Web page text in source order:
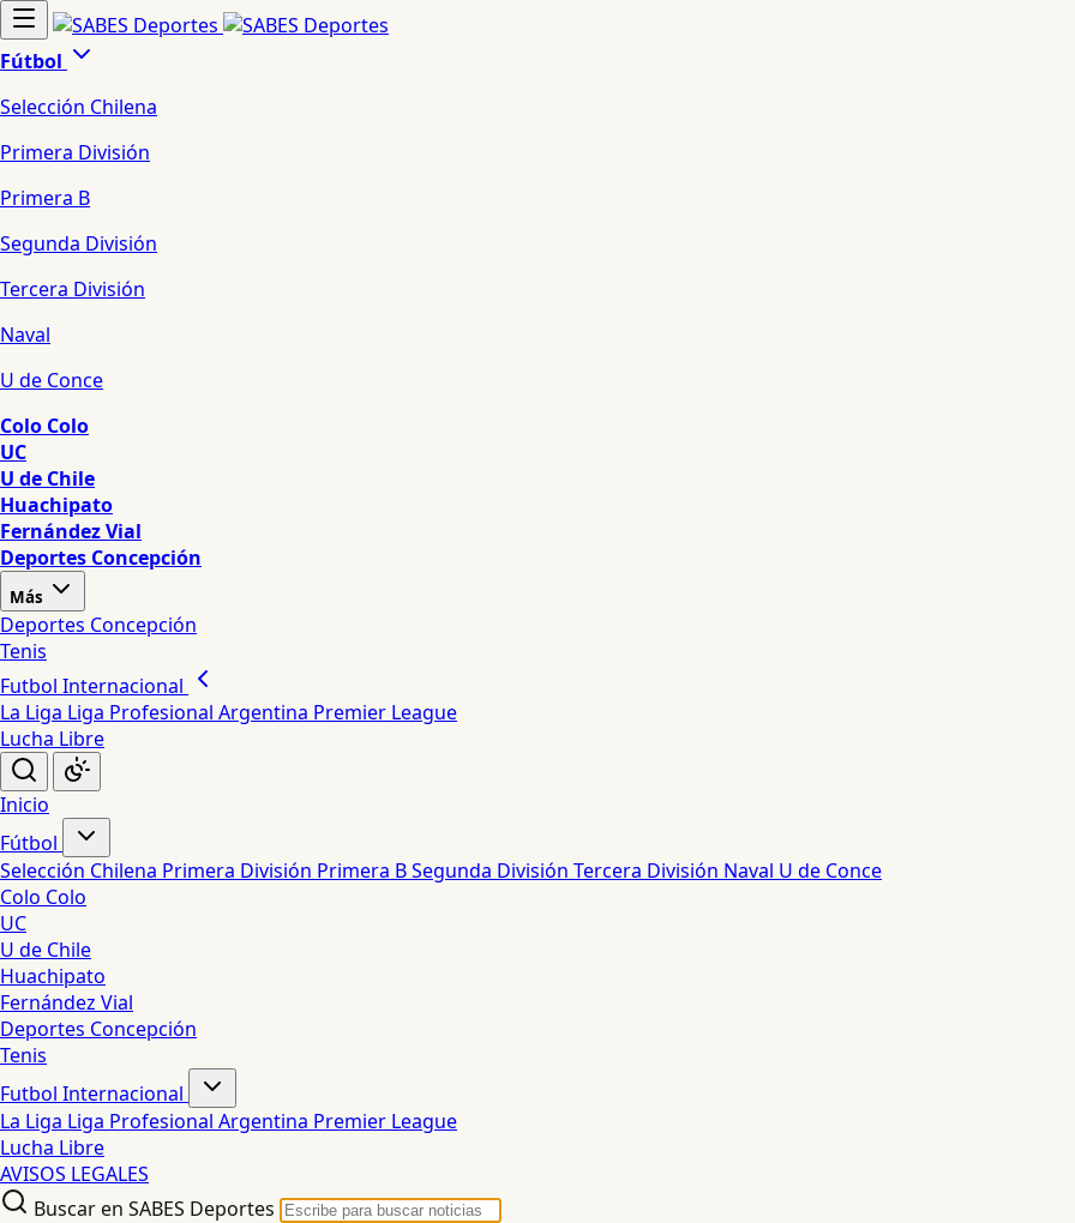
Fútbol
Selección Chilena
Primera División
Primera B
Segunda División
Tercera División
Naval
U de Conce
Colo Colo
UC
U de Chile
Huachipato
Fernández Vial
Deportes Concepción
Más
Deportes Concepción
Tenis
Futbol Internacional
La Liga Liga Profesional Argentina Premier League
Lucha Libre
Inicio
Fútbol
Selección Chilena Primera División Primera BSegunda División Tercera División Naval U de Conce
Colo Colo
UC
U de Chile
Huachipato
Fernández Vial
Deportes Concepción
Tenis
Futbol Internacional
La Liga Liga Profesional Argentina Premier League
Lucha Libre
AVISOS LEGALES
Buscar en SABES Deportes